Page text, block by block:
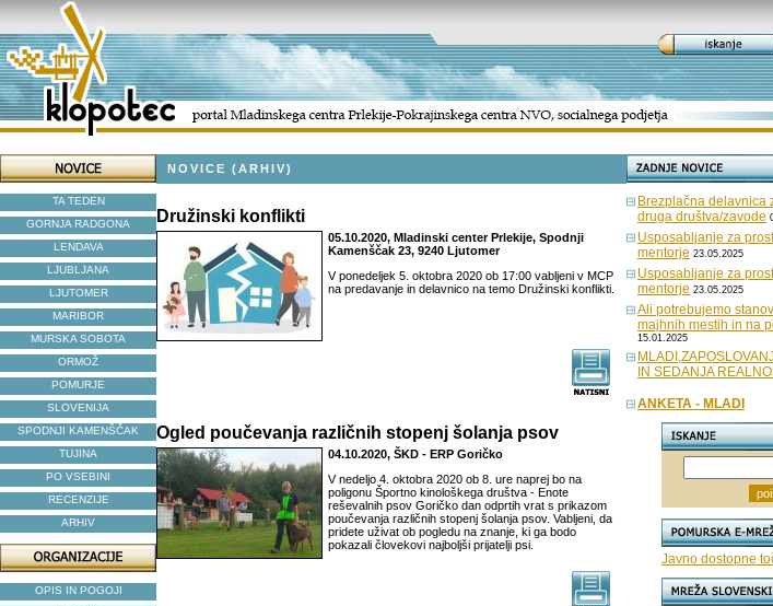
TA TEDEN
GORNJA RADGONA
LENDAVA
LJUBLJANA
LJUTOMER
MARIBOR
MURSKA SOBOTA
ORMOŽ
POMURJE
SLOVENIJA
SPODNJI KAMENŠČAK
TUJINA
PO VSEBINI
RECENZIJE
ARHIV
OPIS IN POGOJI
NOVICE (ARHIV)
Družinski konflikti
05.10.2020, Mladinski center Prlekije, Spodnji
Kamenščak 23, 9240 Ljutomer
V ponedeljek 5. oktobra 2020 ob 17:00 vabljeni v MCP
na predavanje in delavnico na temo Družinski konflikti.
Ogled poučevanja različnih stopenj šolanja psov
04.10.2020, ŠKD - ERP Goričko
V nedeljo 4. oktobra 2020 ob 8. ure naprej bo na
poligonu Športno kinološkega društva - Enote
reševalnih psov Goričko dan odprtih vrat s prikazom
poučevanja različnih stopenj šolanja psov. Vabljeni, da
pridete uživat ob pogledu na znanje, ki ga bodo
pokazali človekovi najboljši prijatelji psi.
Brezplačna delavnica
druga društva/zavode
Usposabljanje za
mentorje 23.05.2025
Usposabljanje za
mentorje 23.05.2025
Ali potrebujemo
majhnih mestih in na
15.01.2025
IN SEDANJA
ANKETA - MLADI
Javno dostopne